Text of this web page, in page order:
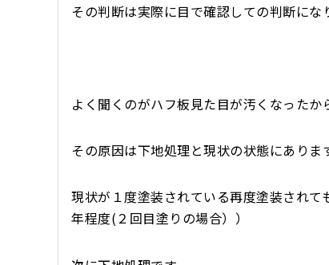
その判断は実際に目で確認しての判断にな
よく聞くのがハフ板見た目が汚くなったか
その原因は下地処理と現状の状態にありま
現状が１度塗装されている再度塗装され
年程度(２回目塗りの場合））